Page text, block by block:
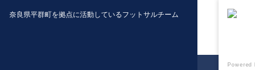
奈良県平群町を拠点に活動しているフットサルチーム
Powered